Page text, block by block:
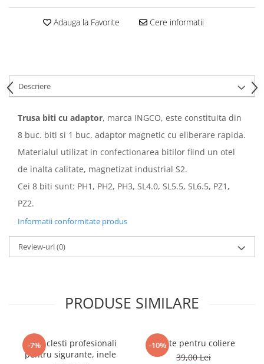
Adauga la Favorite Cere informatii
Descriere
Trusa biti cu adaptor, marca INGCO, este constituita din
8 buc. biti si 1 buc. adaptor magnetic cu eliberare rapida.
Materialul utilizat in confectionarea bitilor fiind un otel
de inalta calitate, magnetizat industrial S2.
Cei 8 biti sunt: PH1, PH2, PH3, SL4.0, SL5.5, SL6.5, PZ1,
PZ2.
Informatii conformitate produs
Review-uri(0)
PRODUSE SIMILARE
-7%
Set 4 clesti profesionali
pentru sigurante, inele
-10%
Cleste pentru coliere
39,00 Lei